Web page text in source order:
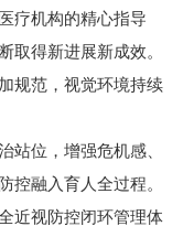
疗机构的精心指导
取得新进展新成效。
规范，视觉环境持续
站位，增强危机感、
控融入育人全过程。
近视防控闭环管理体